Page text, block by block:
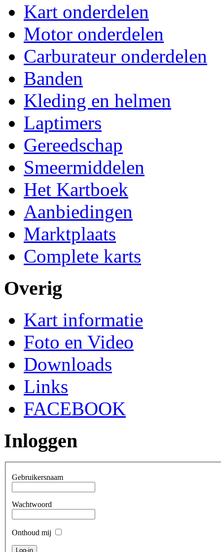
Kart onderdelen
Motor onderdelen
Carburateur onderdelen
Banden
Kleding en helmen
Laptimers
Gereedschap
Smeermiddelen
Het Kartboek
Aanbiedingen
Marktplaats
Complete karts
Overig
Kart informatie
Foto en Video
Downloads
Links
FACEBOOK
Inloggen
Gebruikersnaam
Wachtwoord
Onthoud mij